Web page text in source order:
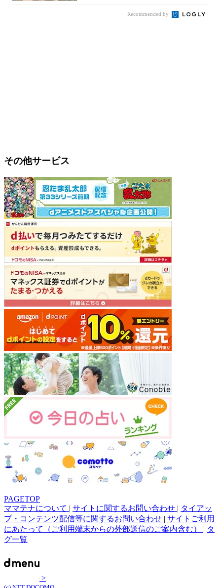
Recommended by
その他サービス
PAGETOP
ママテナについて | サイトに関するお問い合わせ | タイアッ
プ・コンテンツ配信等に関するお問い合わせ | サイトご利用
にあたって（ご利用端末からの外部送信のご案内含む） | タ
グ一覧
>